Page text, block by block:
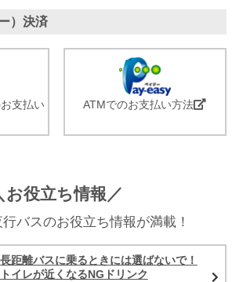
）決済
支払い
ATMでのお支払い方法
お役立ち情報／
バスのお役立ち情報が満載！
長距離バスに乗るときには選ばないで！
トイレが近くなるNGドリンク